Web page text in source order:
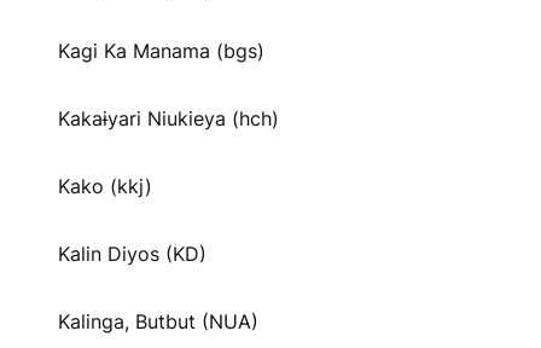
Kagi Ka Manama (bgs)
Kakaɨyari Niukieya (hch)
Kako (kkj)
Kalin Diyos (KD)
Kalinga, Butbut (NUA)